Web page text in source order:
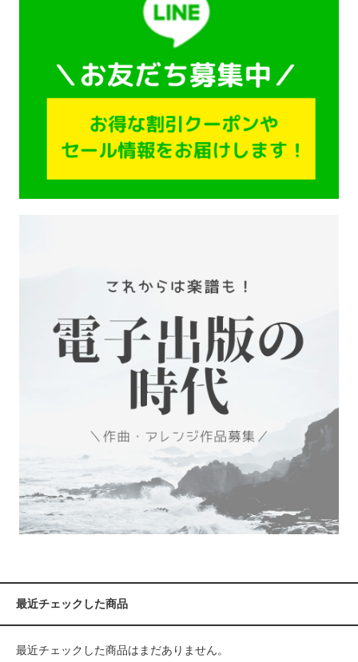
最近チェックした商品
最近チェックした商品はまだありません。